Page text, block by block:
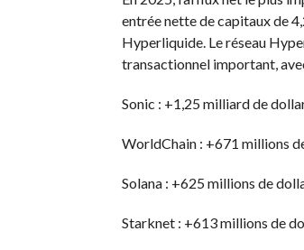
entrée nette de capitaux de
Hyperliquide. Le réseau
transactionnel important,
Sonic : +1,25 milliard de
WorldChain : +671 millions
Solana : +625 millions de
Starknet : +613 millions de